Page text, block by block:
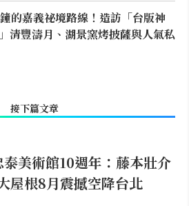
的嘉義祕境路線！造訪「台版神
清豐濤月、湖景窯烤披薩與人氣私
接下篇文章
美術館10週年：藤本壯介
屋根8月震撼空降台北